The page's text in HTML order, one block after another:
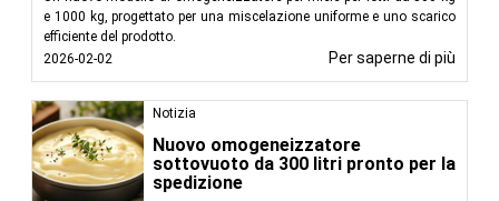
e 1000 kg, progettato per una miscelazione uniforme e uno scarico
efficiente del prodotto.
2026-02-02
Per saperne di più
Notizia
Nuovo omogeneizzatore
sottovuoto da 300 litri pronto per la
spedizione